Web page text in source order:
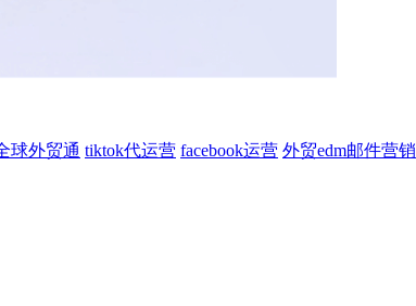
球外贸通 tiktok代运营 facebook运营 外贸edm邮件营销